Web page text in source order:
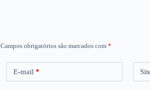
Campos obrigatórios são marcados com *
E-mail *